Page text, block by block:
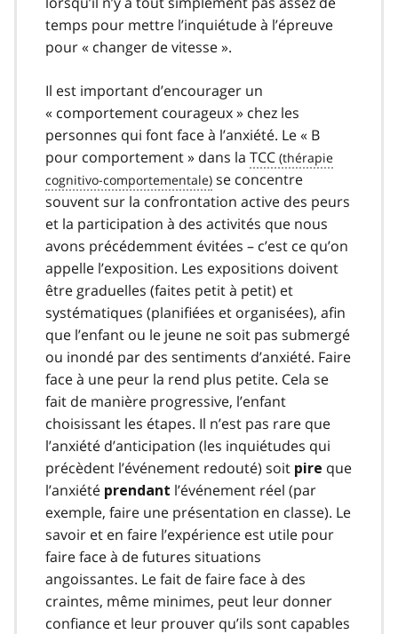
temps pour mettre l’inquiétude à l’épreuve
pour « changer de vitesse ».
Il est important d’encourager un
« comportement courageux » chez les
personnes qui font face à l’anxiété. Le « B
pour comportement » dans la TCC
se concentre
souvent sur la confrontation active des peurs
et la participation à des activités que nous
avons précédemment évitées – c’est ce qu’on
appelle l’exposition. Les expositions doivent
être graduelles (faites petit à petit) et
systématiques (planifiées et organisées), afin
que l’enfant ou le jeune ne soit pas submergé
ou inondé par des sentiments d’anxiété. Faire
face à une peur la rend plus petite. Cela se
fait de manière progressive, l’enfant
choisissant les étapes. Il n’est pas rare que
l’anxiété d’anticipation (les inquiétudes qui
précèdent l’événement redouté) soit pire que
l’anxiété prendant l’événement réel (par
exemple, faire une présentation en classe). Le
savoir et en faire l’expérience est utile pour
faire face à de futures situations
angoissantes. Le fait de faire face à des
craintes, même minimes, peut leur donner
confiance et leur prouver qu’ils sont capables